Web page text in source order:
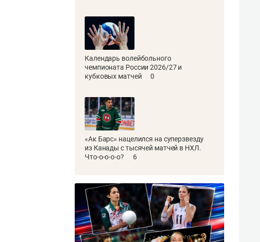
Календарь волейбольного
чемпионата России 2026/27 и
кубковых матчей
0
«Ак Барс» нацелился на суперзвезду
из Канады с тысячей матчей в НХЛ.
Что-о-о-о-о?
6